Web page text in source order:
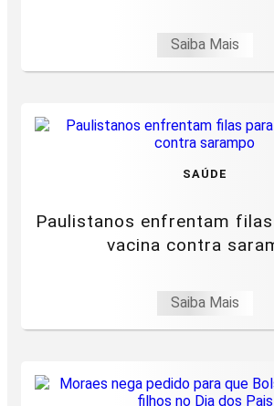
Saiba Mais
SAÚDE
Paulistanos enfrentam
vacina contra
Saiba Mais